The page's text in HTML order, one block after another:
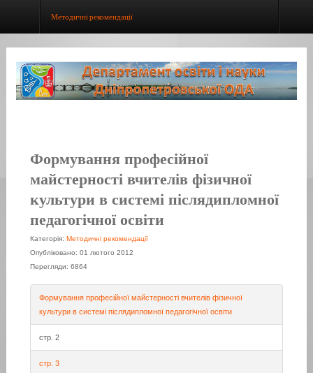
Методичні рекомендації
Формування професійної
майстерності вчителів фізичної
культури в системі післядипломної
педагогічної освіти
Категорія: Методичні рекомендації
Опубліковано: 01 лютого 2012
Перегляди: 6864
Формування професійної майстерності вчителів фізичної
культури в системі післядипломної педагогічної освіти
стр. 2
стр. 3